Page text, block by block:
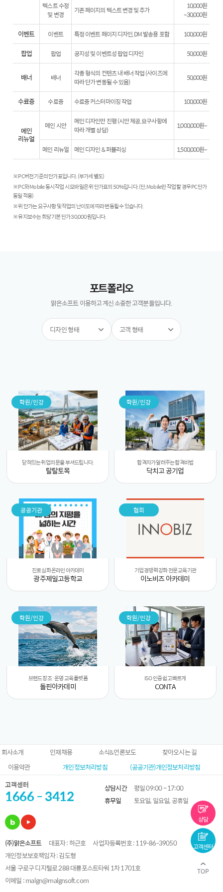
텍스트 수정
및 변경
기존 페이지의 텍스트 변경 및 추가
10,000원
~30,000원
이벤트 이벤트 특정 이벤트 페이지 디자인, DM 발송용 포함 100,000원
팝업 팝업 공지성 및 이벤트성 팝업 디자인 50,000원
배너 배너
각종 형식의 컨텐츠 내 배너 작업 (사이즈에
따라 단가 변동될 수 있음)
50,000원
수료증 수료증 수료증 커스터마이징 작업 100,000원
메인
리뉴얼
메인 시안
메인 디자인만 진행 (시안 제공, 요구사항에
따라 개별 상담)
1,000,000원~
메인 리뉴얼 메인 디자인 & 퍼블리싱 1,500,000원~
※ PC버전 기준의 단가표입니다. (부가세 별도)
※ PC와 Mobile 동시 작업 시 모바일은 위 단가표의 50%입니다. (단, Mobile만 작업 할 경우 PC단가
동일 적용)
※ 위 단가는 요구사항 및 작업의 난이도에 따라 변동될 수 있습니다.
※ 유지보수는 회당 기본 단가 30,000원입니다.
포트폴리오
맑은소프트 이용하고 계신 소중한 고객분들입니다.
디자인 형태 고객 형태
학원/인강
닫혀있는 취업의 문을 부셔드립니다.
탈탈토목
학원/인강
합격자가 알려주는 합격비법
닥치고 공기업
공공기관
진로 심화 온라인 아카데미
광주제일고등학교
협회
기업 경쟁력 강화 전문 교육기관
이노비즈 아카데미
학원/인강
브랜드 창조·운영 교육 플랫폼
돌핀아카데미
학원/인강
ISO 인증 쉽고 빠르게
CONTA
회사소개 인재채용 소식&언론보도
찾아오시는 길
이용약관
개인정보처리방침
(공공기관)개인정보처리방침
고객센터
1666 - 3412 상담시간
평일 09:00 ~ 17:00
휴무일
토요일, 일요일, 공휴일
(주)맑은소프트 대표자 : 하근호
사업자등록번호 : 119-86-39050
개인정보보호책임자 : 김도형
서울 구로구 디지털로 288 대륭포스트타워 1차 1701호
이메일 : malgn@malgnsoft.com
상담
고객센터
TOP